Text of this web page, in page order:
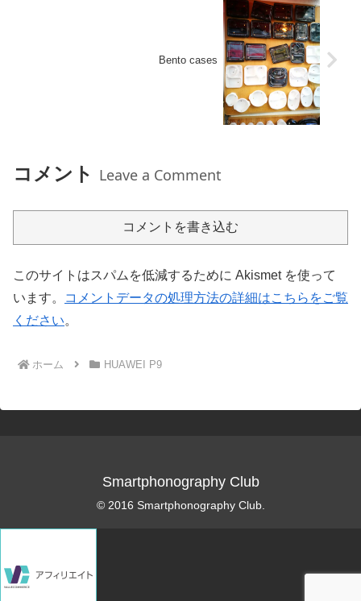
Bento cases
コメント Leave a Comment
コメントを書き込む
このサイトはスパムを低減するために Akismet を使って
います。
コメントデータの処理方法の詳細はこちらをご覧
ください。
ホーム HUAWEI P9
Smartphonography Club
© 2016 Smartphonography Club.